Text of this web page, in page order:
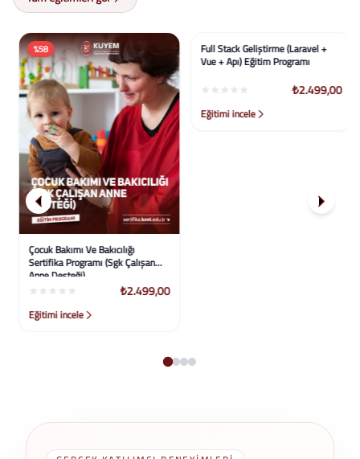
%58
Çocuk Bakımı Ve Bakıcılığı
Sertifika Programı (Sgk Çalışan
Anne Desteği)
₺2.499,00
Eğitimi incele
%50